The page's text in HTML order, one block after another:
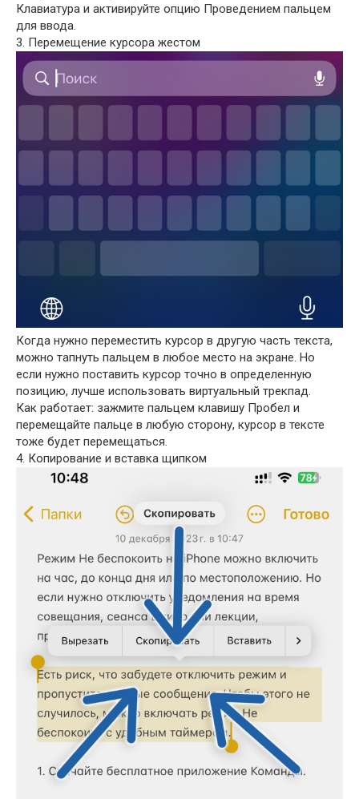
Клавиатура и активируйте опцию Проведением пальцем
для ввода.
3. Перемещение курсора жестом
Когда нужно переместить курсор в другую часть текста,
можно тапнуть пальцем в любое место на экране. Но
если нужно поставить курсор точно в определенную
позицию, лучше использовать виртуальный трекпад.
Как работает: зажмите пальцем клавишу Пробел и
перемещайте пальце в любую сторону, курсор в тексте
тоже будет перемещаться.
4. Копирование и вставка щипком